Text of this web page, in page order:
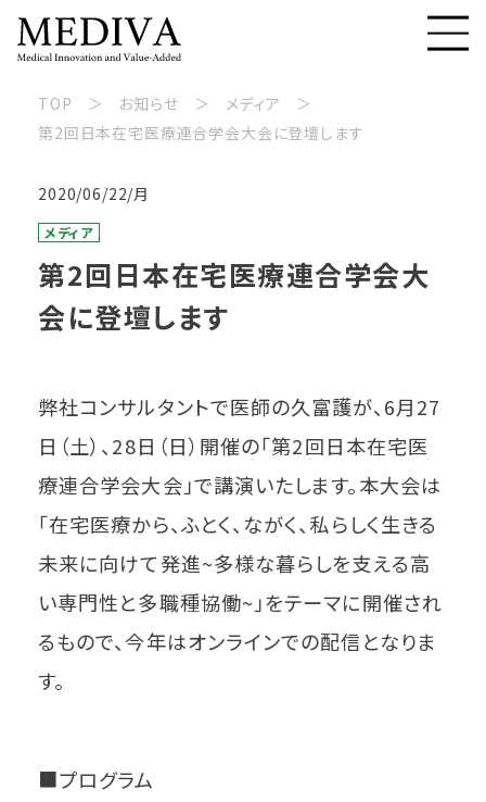
TOP お知らせ
メディア
第2回日本在宅医療連合学会大会に登壇します
2020/06/22/月
メディア
第2回日本在宅医療連合学会大
会に登壇します
弊社コンサルタントで医師の久富護が、6月27
日（土）、28日（日）開催の「第2回日本在宅医
療連合学会大会」で講演いたします。本大会は
「在宅医療から、ふとく、ながく、私らしく生きる
未来に向けて発進~多様な暮らしを支える高
い専門性と多職種協働~」をテーマに開催され
るもので、今年はオンラインでの配信となりま
す。
■プログラム